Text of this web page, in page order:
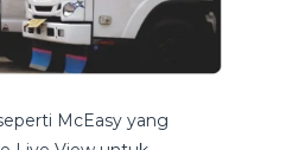
McEasy yang